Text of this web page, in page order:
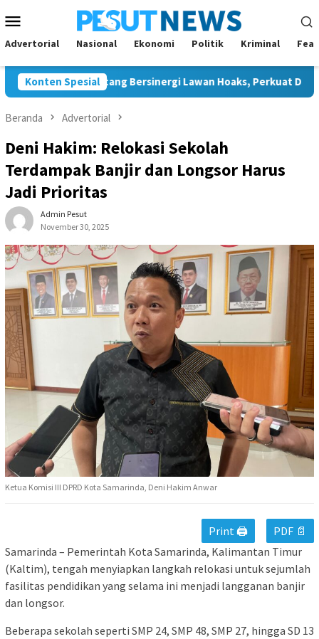
ke
kontenMobile
Advertorial Nasional Ekonomi Politik Kriminal
Konten Spesial
JMSI Bontang Bersinergi Lawan Hoaks, Perkuat Demokrasi
Beranda Advertorial
Deni Hakim: Relokasi Sekolah
Terdampak Banjir dan Longsor Harus
Jadi Prioritas
Admin Pesut
November 30, 2025
Ketua Komisi III DPRD Kota Samarinda, Deni Hakim Anwar
Print 🖨
PDF 📄
Samarinda – Pemerintah Kota Samarinda, Kalimantan Timur
(Kaltim), tengah menyiapkan langkah relokasi untuk sejumlah
fasilitas pendidikan yang selama ini menjadi langganan banjir
dan longsor.
Beberapa sekolah seperti SMP 24, SMP 48, SMP 27, hingga SD 13